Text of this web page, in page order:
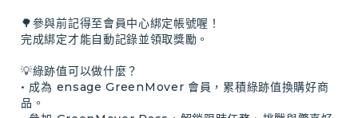
🌳參與前記得至會員中心綁定帳號喔！
完成綁定才能自動記錄並領取獎勵。
💡綠跡值可以做什麼？
• 成為 ensage GreenMover 會員，累積綠跡值換購好商
品。